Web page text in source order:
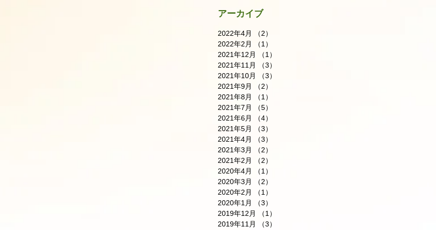
アーカイブ
2022年4月 （2）
2022年2月
（1）
2021年12月
（1）
2021年11月
（3）
2021年10月
（3）
2021年9月
（2）
2021年8月
（1）
2021年7月
（5）
2021年6月
（4）
2021年5月
（3）
2021年4月
（3）
2021年3月
（2）
2021年2月
（2）
2020年4月
（1）
2020年3月
（2）
2020年2月
（1）
2020年1月
（3）
2019年12月
（1）
2019年11月
（3）